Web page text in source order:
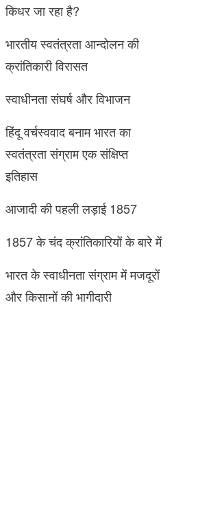
किधर जा रहा है?
भारतीय स्वतंत्रता आन्दोलन की
क्रांतिकारी विरासत
स्वाधीनता संघर्ष और विभाजन
हिंदू वर्चस्ववाद बनाम भारत का
स्वतंत्रता संग्राम एक संक्षिप्त
इतिहास
आजादी की पहली लड़ाई 1857
1857 के चंद क्रांतिकारियों के बारे में
भारत के स्‍वाधीनता संग्राम में मजदूरों
और किसानों की भागीदारी